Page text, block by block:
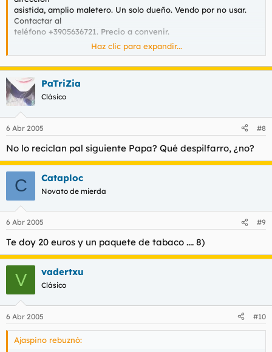
asistida, amplio maletero. Un solo dueño. Vendo por no usar.
Contactar al
teléfono +3905636721. Precio a convenir.
Para que quiero otro mercedes?
Haz clic para expandir...
PaTriZia
Clásico
6 Abr 2005 #8
No lo reciclan pal siguiente Papa? Qué despilfarro, ¿no?
C Cataploc
Novato de mierda
6 Abr 2005 #9
Te doy 20 euros y un paquete de tabaco .... 8)
V vadertxu
Clásico
6 Abr 2005 #10
Ajaspino rebuznó: